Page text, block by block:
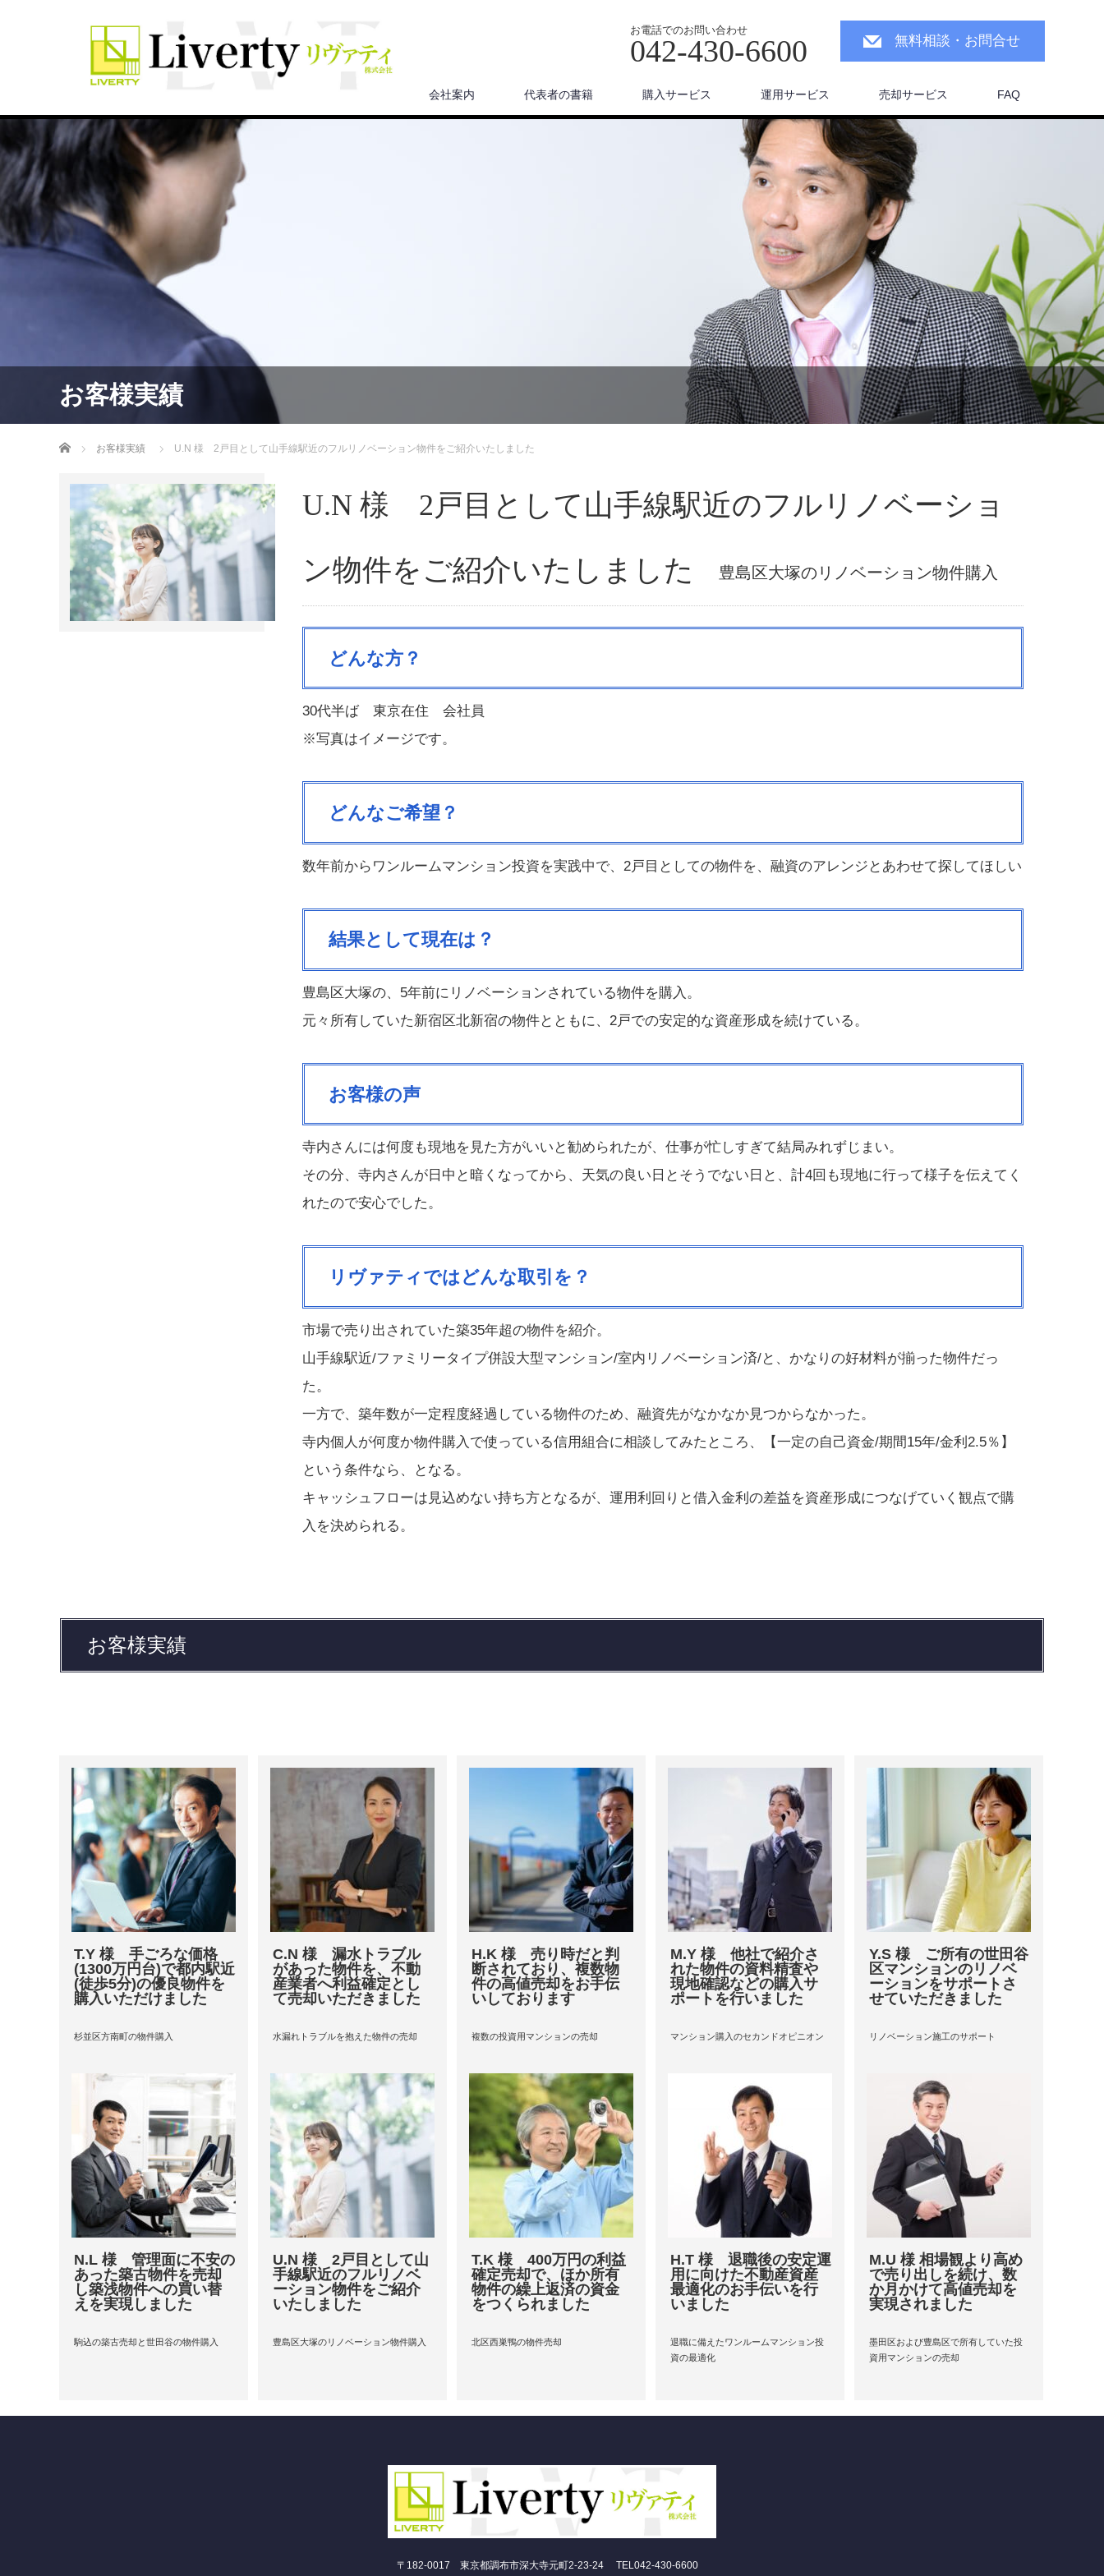
お電話でのお問い合わせ
042-430-6600 無料相談・お問合せ
会社案内 代表者の書籍 購入サービス 運用サービス 売却サービス FAQ
お客様実績
ホーム お客様実績 U.N 様 2戸目として山手線駅近のフルリノベーション物件をご紹介いたしました
U.N 様 2戸目として山手線駅近のフルリノベーショ
ン物件をご紹介いたしました
豊島区大塚のリノベーション物件購入
どんな方？
30代半ば 東京在住 会社員
※写真はイメージです。
どんなご希望？
数年前からワンルームマンション投資を実践中で、2戸目としての物件を、融資のアレンジとあわせて探してほしい
結果として現在は？
豊島区大塚の、5年前にリノベーションされている物件を購入。
元々所有していた新宿区北新宿の物件とともに、2戸での安定的な資産形成を続けている。
お客様の声
寺内さんには何度も現地を見た方がいいと勧められたが、仕事が忙しすぎて結局みれずじまい。
その分、寺内さんが日中と暗くなってから、天気の良い日とそうでない日と、計4回も現地に行って様子を伝えてく
れたので安心でした。
リヴァティではどんな取引を？
市場で売り出されていた築35年超の物件を紹介。
山手線駅近/ファミリータイプ併設大型マンション/室内リノベーション済/と、かなりの好材料が揃った物件だっ
た。
一方で、築年数が一定程度経過している物件のため、融資先がなかなか見つからなかった。
寺内個人が何度か物件購入で使っている信用組合に相談してみたところ、【一定の自己資金/期間15年/金利2.5％】
という条件なら、となる。
キャッシュフローは見込めない持ち方となるが、運用利回りと借入金利の差益を資産形成につなげていく観点で購
入を決められる。
お客様実績
T.Y 様 手ごろな価格
(1300万円台)で都内駅近
(徒歩5分)の優良物件を
購入いただけました
杉並区方南町の物件購入
C.N 様 漏水トラブル
があった物件を、不動
産業者へ利益確定とし
て売却いただきました
水漏れトラブルを抱えた物件の売却
H.K 様 売り時だと判
断されており、複数物
件の高値売却をお手伝
いしております
複数の投資用マンションの売却
M.Y 様 他社で紹介さ
れた物件の資料精査や
現地確認などの購入サ
ポートを行いました
マンション購入のセカンドオピニオン
Y.S 様 ご所有の世田谷
区マンションのリノベ
ーションをサポートさ
せていただきました
リノベーション施工のサポート
N.L 様 管理面に不安の
あった築古物件を売却
し築浅物件への買い替
えを実現しました
駒込の築古売却と世田谷の物件購入
U.N 様 2戸目として山
手線駅近のフルリノベ
ーション物件をご紹介
いたしました
豊島区大塚のリノベーション物件購入
T.K 様 400万円の利益
確定売却で、ほか所有
物件の繰上返済の資金
をつくられました
北区西巣鴨の物件売却
H.T 様 退職後の安定運
用に向けた不動産資産
最適化のお手伝いを行
いました
退職に備えたワンルームマンション投
資の最適化
M.U 様 相場観より高め
で売り出しを続け、数
か月かけて高値売却を
実現されました
墨田区および豊島区で所有していた投
資用マンションの売却
〒182-0017 東京都調布市深大寺元町2-23-24 TEL042-430-6600